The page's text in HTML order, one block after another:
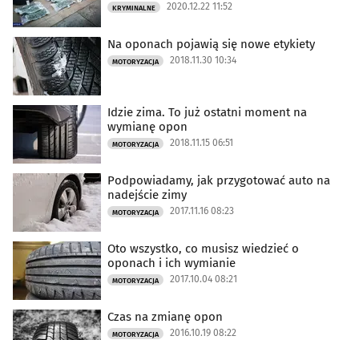
KRYMINALNE 2020.12.22 11:52
Na oponach pojawią się nowe etykiety
MOTORYZACJA 2018.11.30 10:34
Idzie zima. To już ostatni moment na
wymianę opon
MOTORYZACJA 2018.11.15 06:51
Podpowiadamy, jak przygotować auto na
nadejście zimy
MOTORYZACJA 2017.11.16 08:23
Oto wszystko, co musisz wiedzieć o
oponach i ich wymianie
MOTORYZACJA 2017.10.04 08:21
Czas na zmianę opon
MOTORYZACJA 2016.10.19 08:22